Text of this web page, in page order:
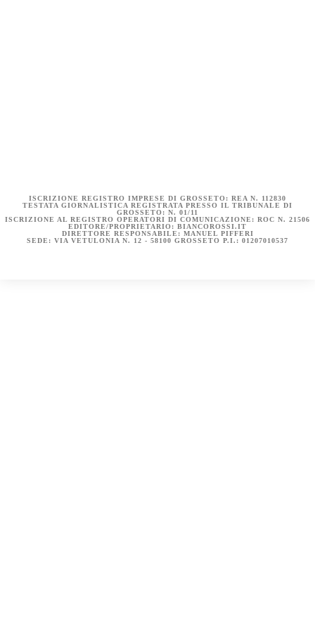
ISCRIZIONE REGISTRO IMPRESE DI GROSSETO: REA N. 112830
TESTATA GIORNALISTICA REGISTRATA PRESSO IL TRIBUNALE DI
GROSSETO: N. 01/11
ISCRIZIONE AL REGISTRO OPERATORI DI COMUNICAZIONE: ROC N. 21506
EDITORE/PROPRIETARIO: BIANCOROSSI.IT
DIRETTORE RESPONSABILE: MANUEL PIFFERI
SEDE: VIA VETULONIA N. 12 - 58100 GROSSETO P.I.: 01207010537